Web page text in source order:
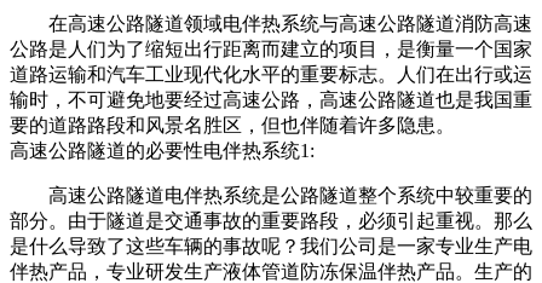
在高速公路隧道领域电伴热系统与高速公路隧道消防高速
公路是人们为了缩短出行距离而建立的项目，是衡量一个国家
道路运输和汽车工业现代化水平的重要标志。人们在出行或运
输时，不可避免地要经过高速公路，高速公路隧道也是我国重
要的道路路段和风景名胜区，但也伴随着许多隐患。
高速公路隧道的必要性电伴热系统1:
高速公路隧道电伴热系统是公路隧道整个系统中较重要的
部分。由于隧道是交通事故的重要路段，必须引起重视。那么
是什么导致了这些车辆的事故呢？我们公司是一家专业生产电
伴热产品，专业研发生产液体管道防冻保温伴热产品。生产的